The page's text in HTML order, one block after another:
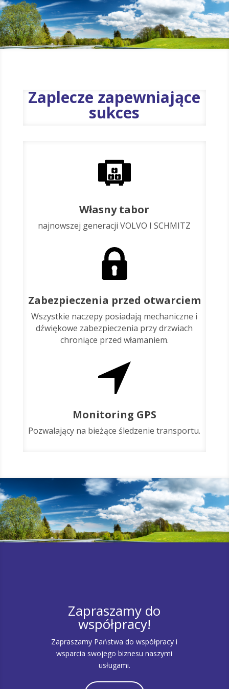
Zaplecze zapewniające
sukces
Własny tabor
najnowszej generacji VOLVO I SCHMITZ
Zabezpieczenia przed otwarciem
Wszystkie naczepy posiadają mechaniczne i
dźwiękowe zabezpieczenia przy drzwiach
chroniące przed włamaniem.
Monitoring GPS
Pozwalający na bieżące śledzenie transportu.
Zapraszamy do
współpracy!
Zapraszamy Państwa do współpracy i
wsparcia swojego biznesu naszymi
usługami.